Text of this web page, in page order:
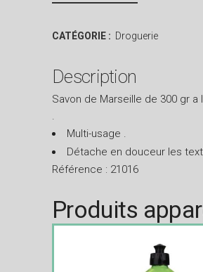
CATÉGORIE : Droguerie
Description
Savon de Marseille de 300 gr a
.
Multi-usage .
Détache en douceur les
Référence : 21016
Produits